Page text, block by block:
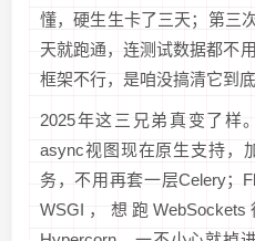
懂，硬生生卡了三天；第三
天就跑通，连测试数据都
框架不行，是咱没搞清它到底
2025年这三兄弟真变了样
async视图现在原生支持，
务，不用再套一层Celery；
WSGI，想跑